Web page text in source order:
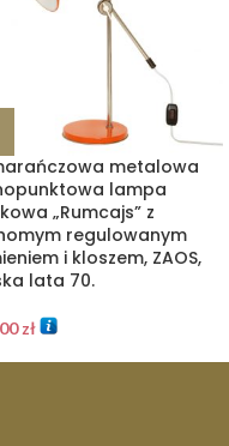
metalowa
lampa
„Rumcajs” z
regulowanym
i kloszem, ZAOS,
lata 70.
zł